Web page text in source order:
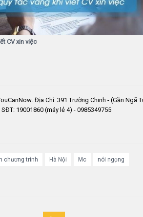
CV xin việc
Địa Chỉ: 391 Trường Chinh - (Gần Ngã
19001860 (máy lẻ 4) - 0985349755
chương trình Hà Nội Mc nói ngọng